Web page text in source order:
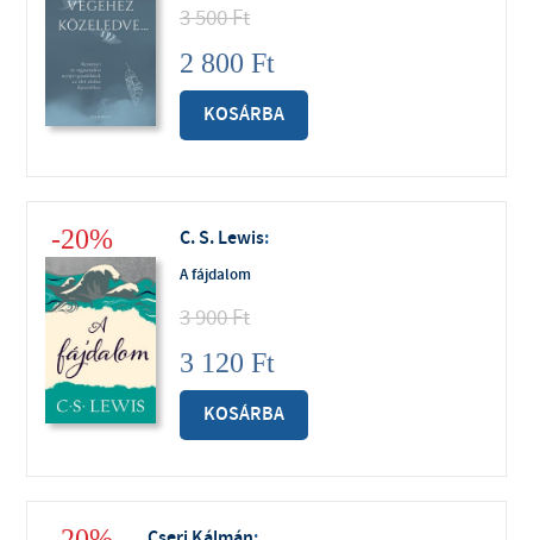
3 500Ft
2 800 Ft
KOSÁRBA
-20% C. S. Lewis:
A fájdalom
3 900Ft
3 120 Ft
KOSÁRBA